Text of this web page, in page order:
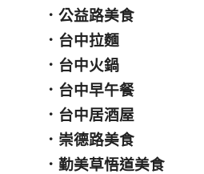
．公益路美食
． 台中拉麵
． 台中火鍋
． 台中早午餐
． 台中居酒屋
． 崇德路美食
．勤美草悟道美食